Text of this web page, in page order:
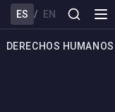
ES / EN
DERECHOS HUMANOS